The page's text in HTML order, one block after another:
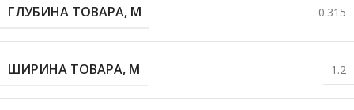
ГЛУБИНА ТОВАРА, М 0.315
ШИРИНА ТОВАРА, М 1.2